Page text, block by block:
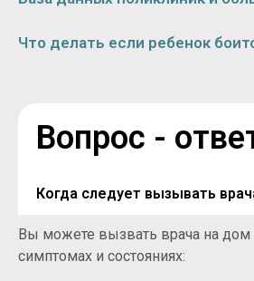
Что делать если ребенок
Вопрос -
Когда следует вызывать
Вы можете вызвать врача на
симптомах и состояниях: